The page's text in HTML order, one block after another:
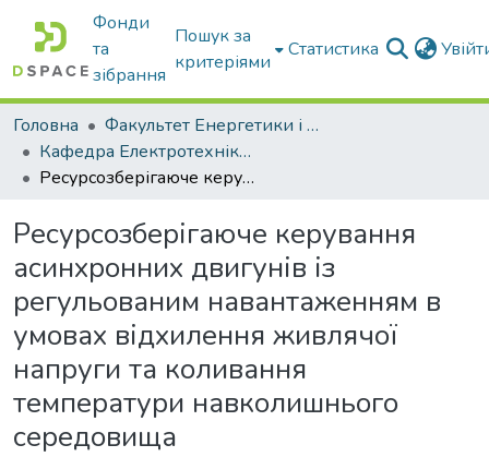
Фонди
та
зібрання
Пошук за
критеріями
Статистика
Головна
Факультет Енергетики і комп'ютерних технологій
Кафедра Електротехніки і електромеханіки ім. проф. В.В. Овчарова
Ресурсозберігаюче керування асинхронних двигунів із регульованим навантаженням в умовах відхилення живлячої напруги та коливання температури навколишнього середовища
Ресурсозберігаюче керування
асинхронних двигунів із
регульованим навантаженням в
умовах відхилення живлячої
напруги та коливання
температури навколишнього
середовища